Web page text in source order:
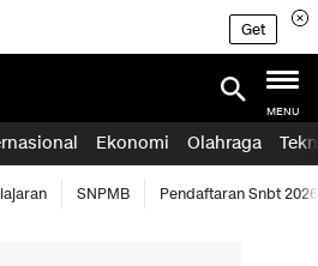
Get
MENU
Ekonomi Olahraga
SNPMB Pendaftaran Snbt 2026